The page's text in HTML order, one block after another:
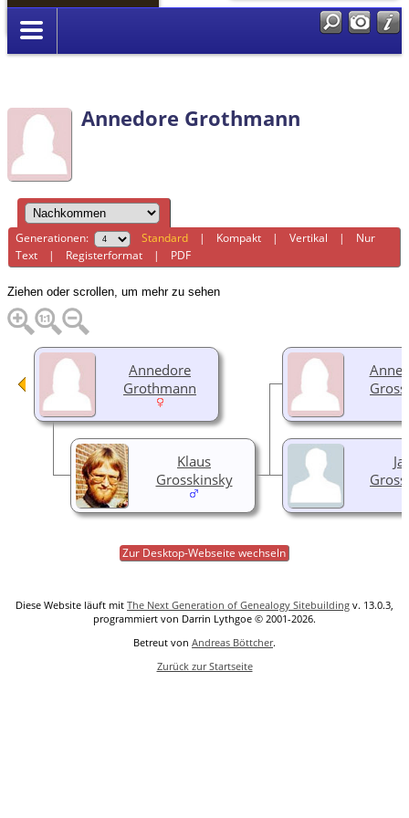
Anmelden
Annedore Grothmann
Generationen: Standard | Kompakt |Vertikal | Nur
Text | Registerformat | PDF
Ziehen oder scrollen, um mehr zu sehen
Annedore
Grothmann
Klaus
Grosskinsky
Zur Desktop-Webseite wechseln
Diese Website läuft mit The Next Generation of Genealogy Sitebuilding v. 13.0.3,
programmiert von Darrin Lythgoe © 2001-2026.
Betreut von Andreas Böttcher.
Zurück zur Startseite